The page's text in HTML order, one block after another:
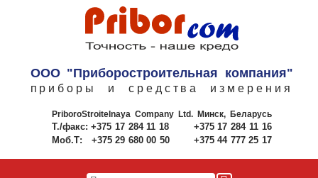
ООО "Приборостроительная компания"
приборы и средства измерения
PriboroStroitelnaya Company Ltd.Минск, Беларусь
Т./факс: +375 17 284 11 18
+375 17 284 11 16
Моб.Т:
+375 29 680 00 50 +375 44 777 25 17